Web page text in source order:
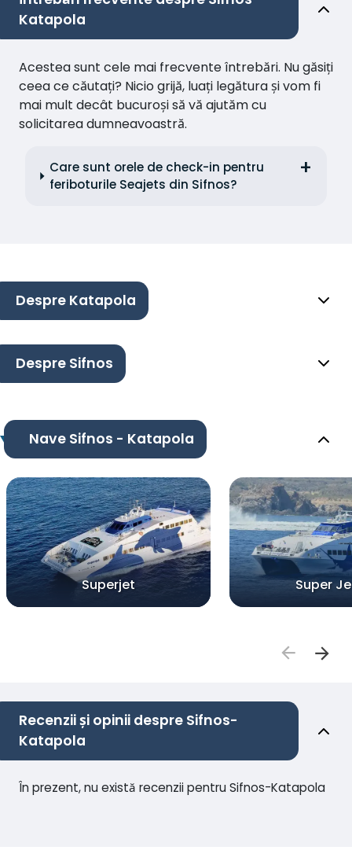
Katapola
Acestea sunt cele mai frecvente întrebări. Nu găsiți
ceea ce căutați? Nicio grijă, luați legătura și vom fi
mai mult decât bucuroși să vă ajutăm cu
solicitarea dumneavoastră.
Care sunt orele de check-in pentru
feriboturile Seajets din Sifnos?
Despre Katapola
Despre Sifnos
Nave Sifnos - Katapola
Superjet Super
Recenzii și opinii despre Sifnos-
Katapola
În prezent, nu există recenzii pentru Sifnos-Katapola